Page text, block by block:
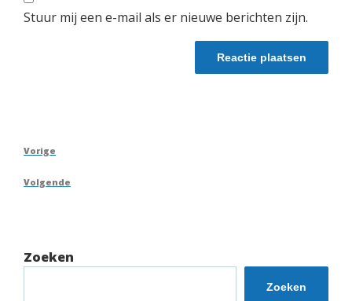
Stuur mij een e-mail als er nieuwe berichten zijn.
Berichtnavigatie
Vorig
Vorige
Volgend
Volgende
Zoeken
Zoeken